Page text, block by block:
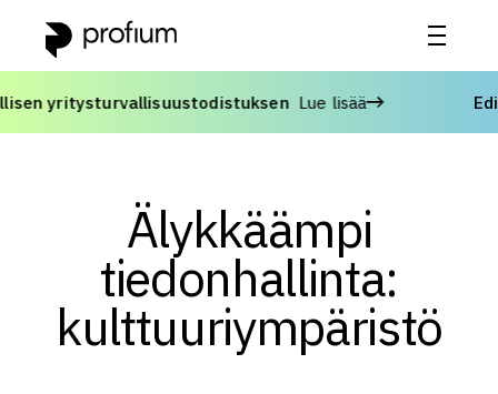
yritysturvallisuustodistuksenLue lisää
Älykkäämpi
tiedonhallinta:
kulttuuriympäristö